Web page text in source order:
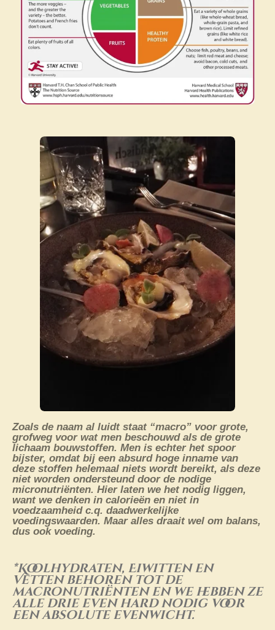
Zoals de naam al luidt staat “macro” voor grote,
grofweg voor wat men beschouwd als de grote
lichaam bouwstoffen. Men is echter het spoor
bijster, omdat bij een absurd hoge inname van
deze stoffen helemaal niets wordt bereikt, als deze
niet worden ondersteund door de nodige
micronutriënten. Hier laten we het nodig liggen,
want we denken in calorieën en niet in
voedzaamheid c.q. daadwerkelijke
voedingswaarden. Maar alles draait wel om balans,
dus ook voeding.
*Koolhydraten, Eiwitten en
Vetten behoren tot de
macronutriënten en we hebben ze
alle drie even hard nodig voor
een absolute evenwicht.